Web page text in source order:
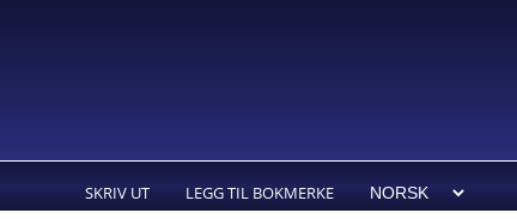
SKRIV UT LEGG TIL BOKMERKE